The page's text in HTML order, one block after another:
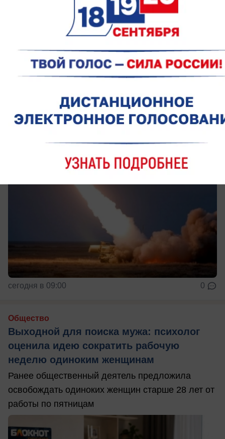
сегодня в 10:00
Общество
Над Доном 8 августа уничтожили более
Пострадавших нет
сегодня в 09:00 0
Общество
Выходной для поиска мужа: психолог
оценила идею сократить рабочую
неделю одиноким женщинам
Ранее общественный деятель предложила
освобождать одиноких женщин старше 28 лет от
работы по пятницам